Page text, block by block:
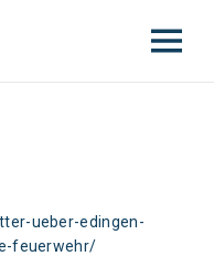
ueber-edingen-
feuerwehr/